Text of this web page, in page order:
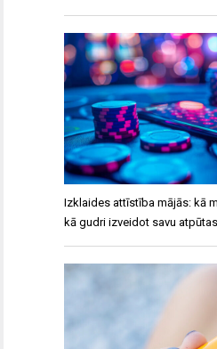
Izklaides attīstība mājās: kā
kā gudri izveidot savu